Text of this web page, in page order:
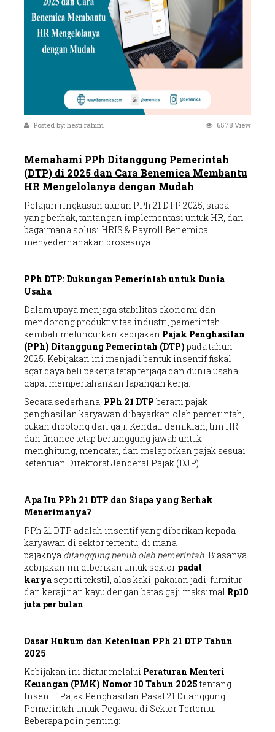
Posted by: hesti.rahim 6578 View
Memahami PPh Ditanggung Pemerintah
(DTP) di 2025 dan Cara Benemica Membantu
HR Mengelolanya dengan Mudah
Pelajari ringkasan aturan PPh 21 DTP 2025, siapa
yang berhak, tantangan implementasi untuk HR, dan
bagaimana solusi HRIS & Payroll Benemica
menyederhanakan prosesnya.
PPh DTP: Dukungan Pemerintah untuk Dunia
Usaha
Dalam upaya menjaga stabilitas ekonomi dan
mendorong produktivitas industri, pemerintah
kembali meluncurkan kebijakan Pajak Penghasilan
(PPh) Ditanggung Pemerintah (DTP) pada tahun
2025. Kebijakan ini menjadi bentuk insentif fiskal
agar daya beli pekerja tetap terjaga dan dunia usaha
dapat mempertahankan lapangan kerja.
Secara sederhana, PPh 21 DTP berarti pajak
penghasilan karyawan dibayarkan oleh pemerintah,
bukan dipotong dari gaji. Kendati demikian, tim HR
dan finance tetap bertanggung jawab untuk
menghitung, mencatat, dan melaporkan pajak sesuai
ketentuan Direktorat Jenderal Pajak (DJP).
Apa Itu PPh 21 DTP dan Siapa yang Berhak
Menerimanya?
PPh 21 DTP adalah insentif yang diberikan kepada
karyawan di sektor tertentu, di mana
pajaknya ditanggung penuh oleh pemerintah . Biasanya
kebijakan ini diberikan untuk sektor padat
karya seperti tekstil, alas kaki, pakaian jadi, furnitur,
dan kerajinan kayu dengan batas gaji maksimal Rp10
juta per bulan
Dasar Hukum dan Ketentuan PPh 21 DTP Tahun
2025
Kebijakan ini diatur melalui Peraturan Menteri
Keuangan (PMK) Nomor 10 Tahun 2025tentang
Insentif Pajak Penghasilan Pasal 21 Ditanggung
Pemerintah untuk Pegawai di Sektor Tertentu.
Beberapa poin penting: